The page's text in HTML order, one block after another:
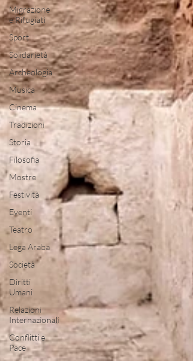
Migrazione
e Rifugiati
Sport
Solidarietà
Archeologia
Musica
Cinema
Tradizioni
Storia
Filosofia
Mostre
Festività
Eventi
Teatro
Lega Araba
Società
Diritti
Umani
Relazioni
Internazionali
Conflitti e
Pace